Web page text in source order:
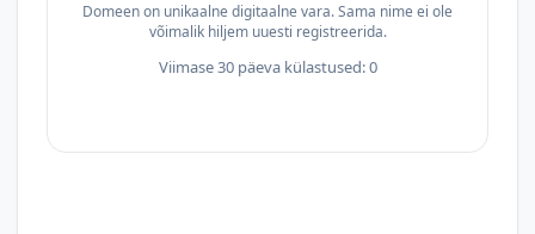
Domeen on unikaalne digitaalne vara. Sama nime ei ole
võimalik hiljem uuesti registreerida.
Viimase 30 päeva külastused: 0